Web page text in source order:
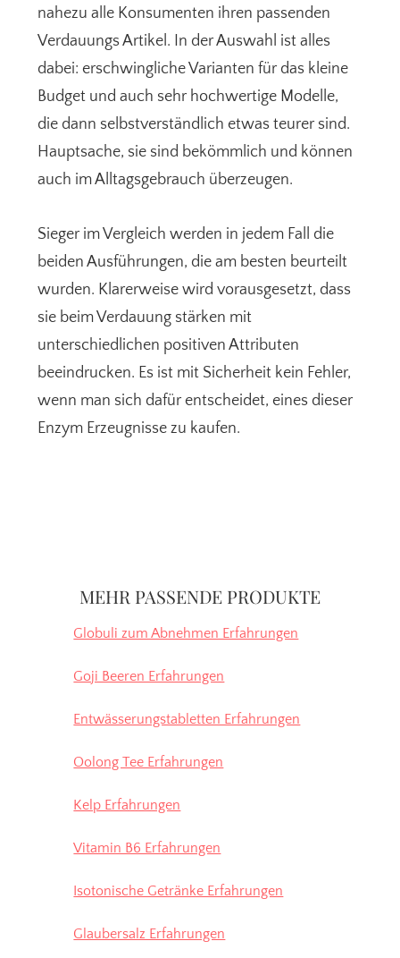
nahezu alle Konsumenten ihren passenden
Verdauungs Artikel. In der Auswahl ist alles
dabei: erschwingliche Varianten für das kleine
Budget und auch sehr hochwertige Modelle,
die dann selbstverständlich etwas teurer sind.
Hauptsache, sie sind bekömmlich und können
auch im Alltagsgebrauch überzeugen.
Sieger im Vergleich werden in jedem Fall die
beiden Ausführungen, die am besten beurteilt
wurden. Klarerweise wird vorausgesetzt, dass
sie beim Verdauung stärken mit
unterschiedlichen positiven Attributen
beeindrucken. Es ist mit Sicherheit kein Fehler,
wenn man sich dafür entscheidet, eines dieser
Enzym Erzeugnisse zu kaufen.
MEHR PASSENDE PRODUKTE
Globuli zum Abnehmen Erfahrungen
Goji Beeren Erfahrungen
Entwässerungstabletten Erfahrungen
Oolong Tee Erfahrungen
Kelp Erfahrungen
Vitamin B6 Erfahrungen
Isotonische Getränke Erfahrungen
Glaubersalz Erfahrungen